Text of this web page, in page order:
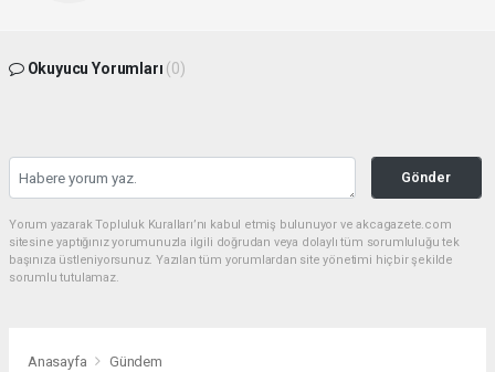
Okuyucu Yorumları (0)
Gönder
Yorum yazarak Topluluk Kuralları’nı kabul etmiş bulunuyor ve akcagazete.com
sitesine yaptığınız yorumunuzla ilgili doğrudan veya dolaylı tüm sorumluluğu tek
başınıza üstleniyorsunuz. Yazılan tüm yorumlardan site yönetimi hiçbir şekilde
sorumlu tutulamaz.
Anasayfa Gündem